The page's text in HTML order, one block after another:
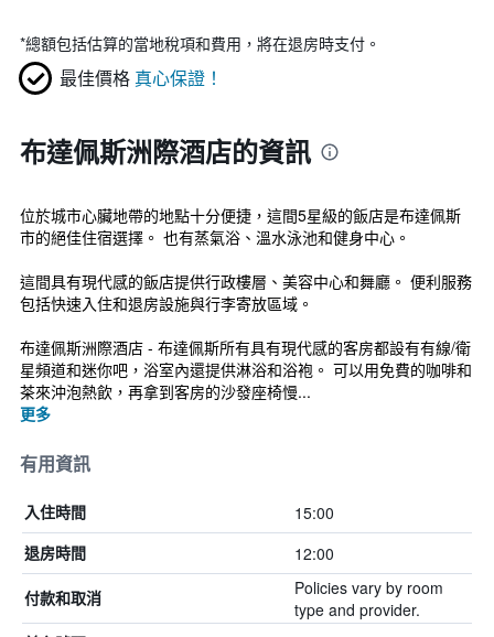
*總額包括估算的當地稅項和費用，將在退房時支付。
最佳價格 真心保證！
布達佩斯洲際酒店的資訊
位於城市心臟地帶的地點十分便捷，這間5星級的飯店是布達佩斯
市的絕佳住宿選擇。 也有蒸氣浴、溫水泳池和健身中心。
這間具有現代感的飯店提供行政樓層、美容中心和舞廳。 便利服務
包括快速入住和退房設施與行李寄放區域。
布達佩斯洲際酒店 - 布達佩斯所有具有現代感的客房都設有有線/衛
星頻道和迷你吧，浴室內還提供淋浴和浴袍。 可以用免費的咖啡和
茶來沖泡熱飲，再拿到客房的沙發座椅慢...
更多
有用資訊
入住時間 15:00
退房時間 12:00
付款和取消
Policies vary by room
type and provider.